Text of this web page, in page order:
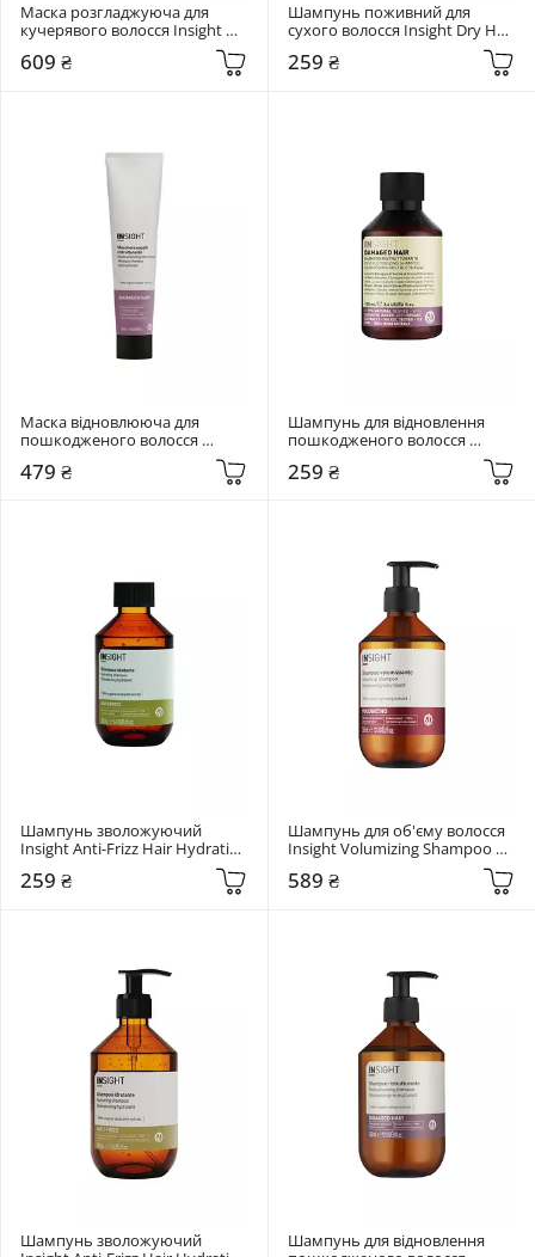
Маска розгладжуюча для
кучерявого волосся Insight
609 ₴
Шампунь поживний для
сухого волосся Insight Dry Hair
259 ₴
Маска відновлююча для
пошкодженого волосся
Insight  Damaged Hair Mask
Restructurizing 200 мл
479 ₴
Шампунь для відновлення
пошкодженого волосся
Shampoo 100 мл
259 ₴
Шампунь зволожуючий
Insight Anti-Frizz Hair Hydrating
259 ₴
Шампунь для об'єму волосся
Insight Volumizing Shampoo
589 ₴
Шампунь зволожуючий
Шампунь для відновлення